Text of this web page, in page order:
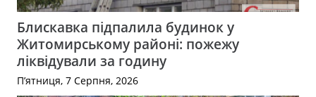
Блискавка підпалила будинок у
Житомирському районі: пожежу
ліквідували за годину
П’ятниця, 7 Серпня, 2026